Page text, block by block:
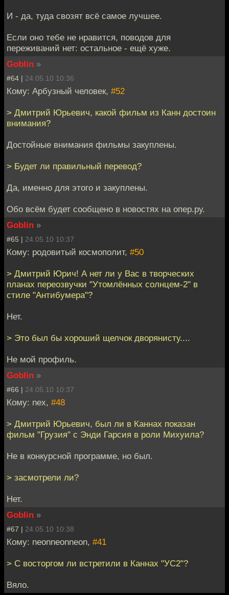
И - да, туда свозят всё самое лучшее.
Если оно тебе не нравится, поводов для
переживаний нет: остальное - ещё хуже.
Goblin »
#64 | 24.05.10 10:36
Кому: Арбузный человек, #52
> Дмитрий Юрьевич, какой фильм из Канн достоин
внимания?
Достойные внимания фильмы закуплены.
> Будет ли правильный перевод?
Да, именно для этого и закуплены.
Обо всём будет сообщено в новостях на опер.ру.
Goblin »
#65 | 24.05.10 10:37
Кому: родовитый космополит, #50
> Дмитрий Юрич! А нет ли у Вас в творческих
планах переозвучки "Утомлённых солнцем-2" в
стиле "Антибумера"?
Нет.
> Это был бы хороший щелчок дворянисту....
Не мой профиль.
Goblin »
#66 | 24.05.10 10:37
Кому: nex, #48
> Дмитрий Юрьевич, был ли в Каннах показан
фильм "Грузия" с Энди Гарсия в роли Михуила?
Не в конкурсной программе, но был.
> засмотрели ли?
Нет.
Goblin »
#67 | 24.05.10 10:38
Кому: neonneonneon, #41
> С восторгом ли встретили в Каннах "УС2"?
Вяло.